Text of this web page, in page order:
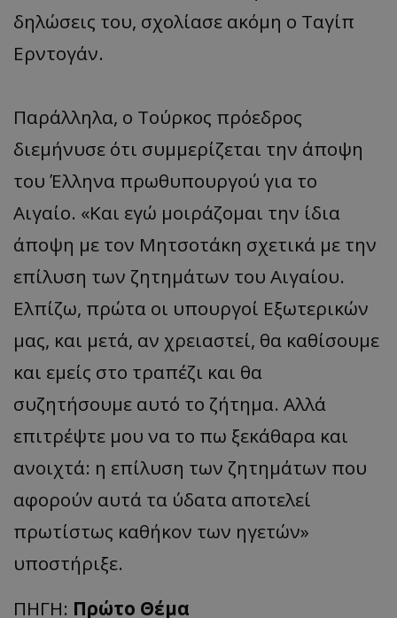
δηλώσεις του, σχολίασε ακόμη ο Ταγίπ
Ερντογάν.
Παράλληλα, ο Τούρκος πρόεδρος
διεμήνυσε ότι συμμερίζεται την άποψη
του Έλληνα πρωθυπουργού για το
Αιγαίο. «Και εγώ μοιράζομαι την ίδια
άποψη με τον Μητσοτάκη σχετικά με την
επίλυση των ζητημάτων του Αιγαίου.
Ελπίζω, πρώτα οι υπουργοί Εξωτερικών
μας, και μετά, αν χρειαστεί, θα καθίσουμε
και εμείς στο τραπέζι και θα
συζητήσουμε αυτό το ζήτημα. Αλλά
επιτρέψτε μου να το πω ξεκάθαρα και
ανοιχτά: η επίλυση των ζητημάτων που
αφορούν αυτά τα ύδατα αποτελεί
πρωτίστως καθήκον των ηγετών»
υποστήριξε.
ΠΗΓΗ: Πρώτο Θέμα